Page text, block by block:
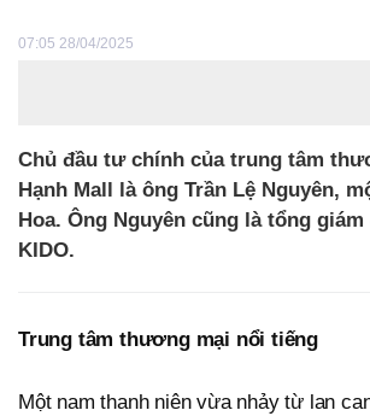
07:05 28/04/2025
Chủ đầu tư chính của trung tâm
Hạnh Mall là ông Trần Lệ Nguyên,
Hoa. Ông Nguyên cũng là tổng
KIDO.
Trung tâm thương mại nổi tiếng
Một nam thanh niên vừa nhảy từ lan